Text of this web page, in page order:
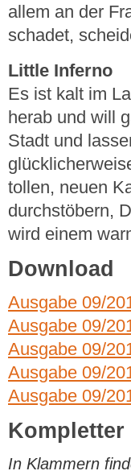
allem an der
schadet,
Little Inferno
Es ist kalt im
herab und will
Stadt und
tollen, neuen
durchstöbern,
wird einem
Download
Ausgabe 09/
Ausgabe 09/
Ausgabe 09/
Ausgabe 09/
Ausgabe 09/
Kompletter
In Klammern